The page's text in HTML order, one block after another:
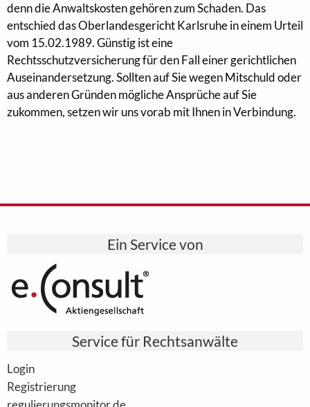
denn die Anwaltskosten gehören zum Schaden. Das
entschied das Oberlandesgericht Karlsruhe in einem Urteil
vom 15.02.1989. Günstig ist eine
Rechtsschutzversicherung für den Fall einer gerichtlichen
Auseinandersetzung. Sollten auf Sie wegen Mitschuld oder
aus anderen Gründen mögliche Ansprüche auf Sie
zukommen, setzen wir uns vorab mit Ihnen in Verbindung.
Ein Service von
Service für Rechtsanwälte
Login
Registrierung